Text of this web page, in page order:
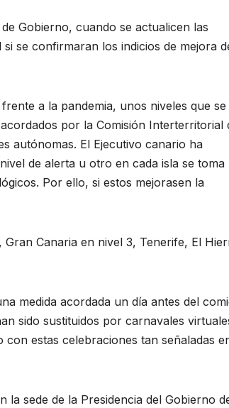
Gobierno, cuando se actualicen las
se confirmaran los indicios de mejora
a la pandemia, unos niveles que se
por la Comisión Interterritorial
autónomas. El Ejecutivo canario ha
de alerta u otro en cada isla se toma
Por ello, si estos mejorasen la
Canaria en nivel 3, Tenerife, El
medida acordada un día antes del
sido sustituidos por carnavales
estas celebraciones tan señaladas
sede de la Presidencia del Gobierno